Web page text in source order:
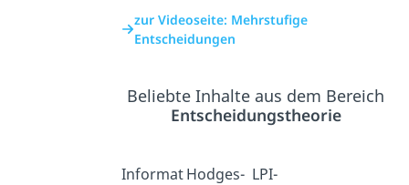
zur Videoseite: Mehrstufige
Entscheidungen
Beliebte Inhalte aus dem Bereich
Entscheidungstheorie
InformatHodges- LPI-